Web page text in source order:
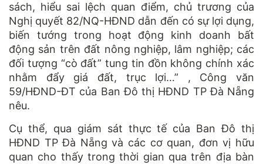
sách, hiểu sai lệch quan điểm, chủ trương của
Nghị quyết 82/NQ-HĐND dẫn đến có sự lợi dụng,
biến tướng trong hoạt động kinh doanh bất
động sản trên đất nông nghiệp, lâm nghiệp; các
đối tượng “cò đất” tung tin đồn không chính xác
nhằm đẩy giá đất, trục lợi…” , Công văn
59/HĐND-ĐT của Ban Đô thị HĐND TP Đà Nẵng
nêu.
Cụ thể, qua giám sát thực tế của Ban Đô thị
HĐND TP Đà Nẵng và các cơ quan, đơn vị hữu
quan cho thấy trong thời gian qua trên địa bàn